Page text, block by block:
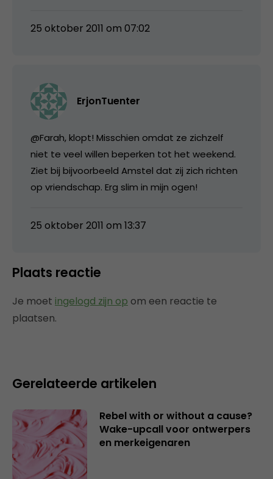
25 oktober 2011 om 07:02
ErjonTuenter
@Farah, klopt! Misschien omdat ze zichzelf
niet te veel willen beperken tot het weekend.
Ziet bij bijvoorbeeld Amstel dat zij zich richten
op vriendschap. Erg slim in mijn ogen!
25 oktober 2011 om 13:37
Plaats reactie
Je moet ingelogd zijn op om een reactie te
plaatsen.
Gerelateerde artikelen
Rebel with or without a cause?
Wake-upcall voor ontwerpers
en merkeigenaren